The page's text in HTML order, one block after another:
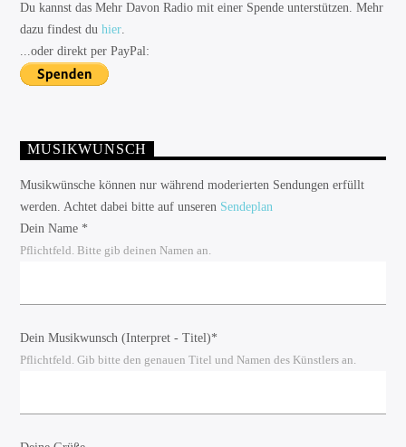
Du kannst das Mehr Davon Radio mit einer Spende unterstützen. Mehr
dazu findest duhier.
...oder direkt per PayPal:
MUSIKWUNSCH
Musikwünsche können nur während moderierten Sendungen erfüllt
werden. Achtet dabei bitte auf unseren Sendeplan
Dein Name *
Pflichtfeld. Bitte gib deinen Namen an.
Dein Musikwunsch (Interpret - Titel)*
Pflichtfeld. Gib bitte den genauen Titel und Namen des Künstlers an.